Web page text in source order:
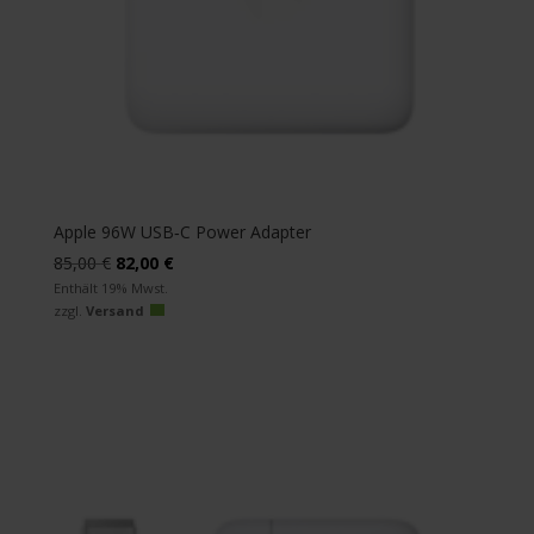
Apple 96W USB‑C Power Adapter
85,00€ Ursprünglicher
Preis
war:
82,00 €Aktueller
Enthält 19% Mwst.
zzgl. Versand